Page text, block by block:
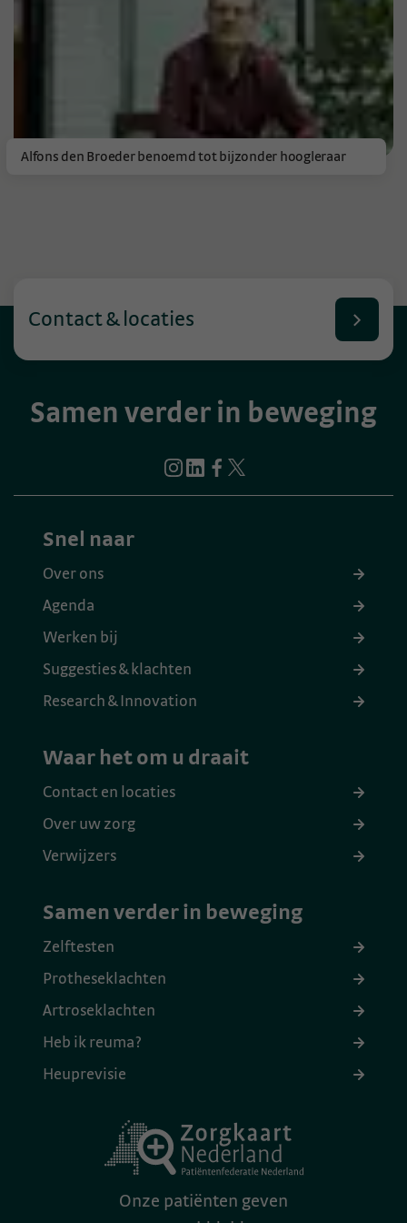
Alfons den Broeder benoemd tot bijzonder hoogleraar
Samen verder in beweging
Contact & locaties
Snel naar
Over ons
Agenda
Werken bij
Suggesties & klachten
Research & Innovation
Waar het om u draait
Contact en locaties
Over uw zorg
Verwijzers
Samen verder in beweging
Zelftesten
Protheseklachten
Artroseklachten
Heb ik reuma?
Heuprevisie
Onze patiënten geven